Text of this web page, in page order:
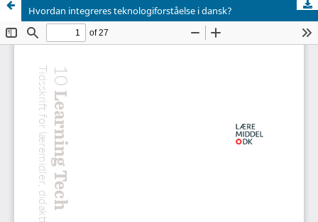
Hvordan integreres teknologiforståelse i dansk?